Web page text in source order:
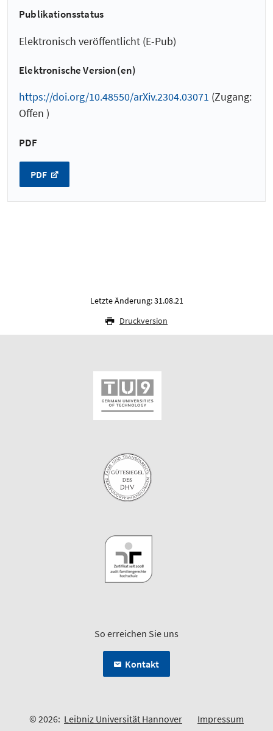
Publikationsstatus
Elektronisch veröffentlicht (E-Pub)
Elektronische Version(en)
https://doi.org/10.48550/arXiv.2304.03071 (Zugang:
Offen )
PDF
PDF
Letzte Änderung: 31.08.21
Druckversion
So erreichen Sie uns
Kontakt
© 2026: Leibniz Universität Hannover Impressum